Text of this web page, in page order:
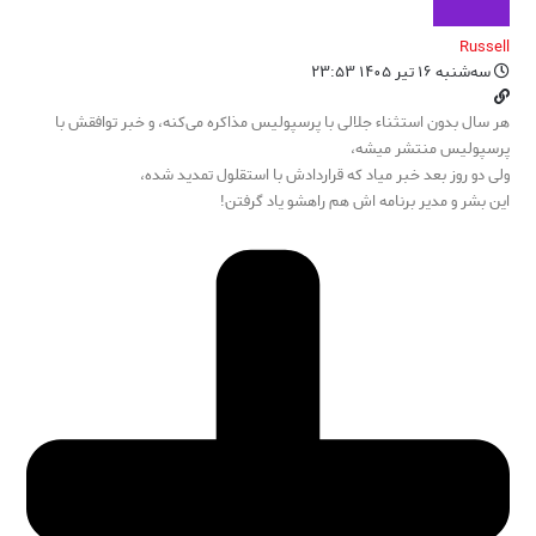
Russell
سه‌شنبه ۱۶ تیر ۱۴۰۵ ۲۳:۵۳
هر سال بدون استثناء جلالی با پرسپولیس مذاکره می‌کنه، و خبر توافقش با
پرسپولیس منتشر میشه،
ولی دو روز بعد خبر میاد که قراردادش با استقلول تمدید شده،
این بشر و مدیر برنامه اش هم راهشو یاد گرفتن!